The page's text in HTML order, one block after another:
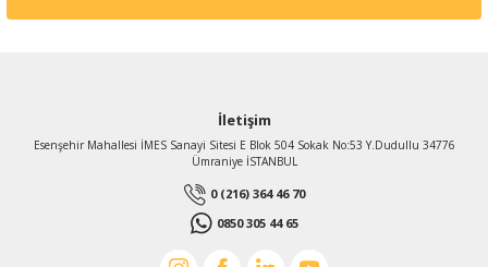
İletişim
Esenşehir Mahallesi İMES Sanayi Sitesi E Blok 504 Sokak No:53 Y.Dudullu 34776
Ümraniye İSTANBUL
0 (216) 364 46 70
0850 305 44 65